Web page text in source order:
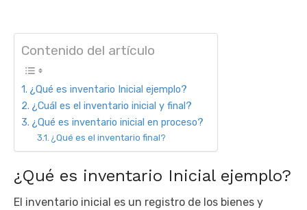
Contenido del artículo
¿Qué es inventario Inicial ejemplo?
¿Cuál es el inventario inicial y final?
¿Qué es inventario inicial en proceso?
¿Qué es el inventario final?
¿Qué es inventario Inicial ejemplo?
El inventario inicial es un registro de los bienes y